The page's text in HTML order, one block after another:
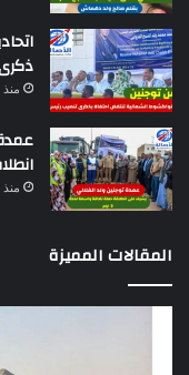
منذ 5 أيام
المقالات المميزة